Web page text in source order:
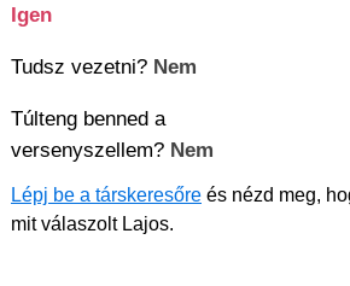
Igen
Tudsz vezetni? Nem
Túlteng benned a
versenyszellem? Nem
Lépj be a társkeresőre és nézd meg,
mit válaszolt Lajos.